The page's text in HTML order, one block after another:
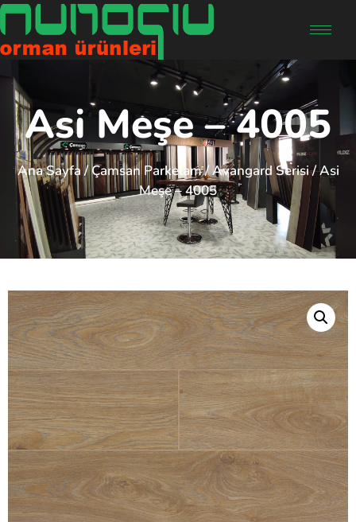
Asi Meşe – 4005
Ana Sayfa/Çamsan Parkelam/Avangard Serisi/ Asi
Meşe – 4005